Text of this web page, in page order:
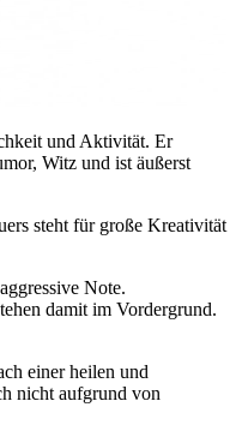
und Aktivität. Er
Witz und ist äußerst
steht für große Kreativität
Note.
damit im Vordergrund.
einer heilen und
nicht aufgrund von